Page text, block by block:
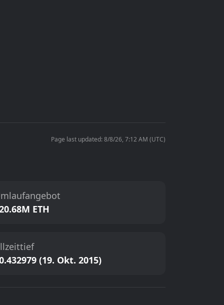
Page last updated: 8/8/26, 7:12 AM (UTC)
ETH
(19. Okt. 2015)